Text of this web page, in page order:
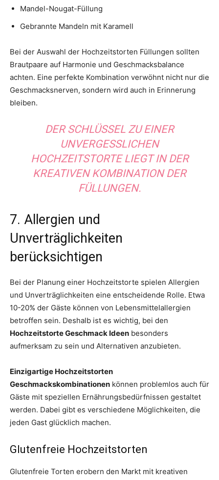
Mandel-Nougat-Füllung
Gebrannte Mandeln mit Karamell
Bei der Auswahl der Hochzeitstorten Füllungen sollten
Brautpaare auf Harmonie und Geschmacksbalance
achten. Eine perfekte Kombination verwöhnt nicht nur die
Geschmacksnerven, sondern wird auch in Erinnerung
bleiben.
DER SCHLÜSSEL ZU EINER
UNVERGESSLICHEN
HOCHZEITSTORTE LIEGT IN DER
KREATIVEN KOMBINATION DER
FÜLLUNGEN.
7. Allergien und
Unverträglichkeiten
berücksichtigen
Bei der Planung einer Hochzeitstorte spielen Allergien
und Unverträglichkeiten eine entscheidende Rolle. Etwa
10-20% der Gäste können von Lebensmittelallergien
betroffen sein. Deshalb ist es wichtig, bei den
Hochzeitstorte Geschmack Ideen besonders
aufmerksam zu sein und Alternativen anzubieten.
Einzigartige Hochzeitstorten
Geschmackskombinationen können problemlos auch für
Gäste mit speziellen Ernährungsbedürfnissen gestaltet
werden. Dabei gibt es verschiedene Möglichkeiten, die
jeden Gast glücklich machen.
Glutenfreie Hochzeitstorten
Glutenfreie Torten erobern den Markt mit kreativen